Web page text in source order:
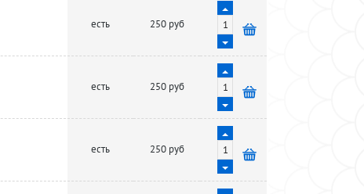
есть 250 руб
есть 250 руб
есть 250 руб